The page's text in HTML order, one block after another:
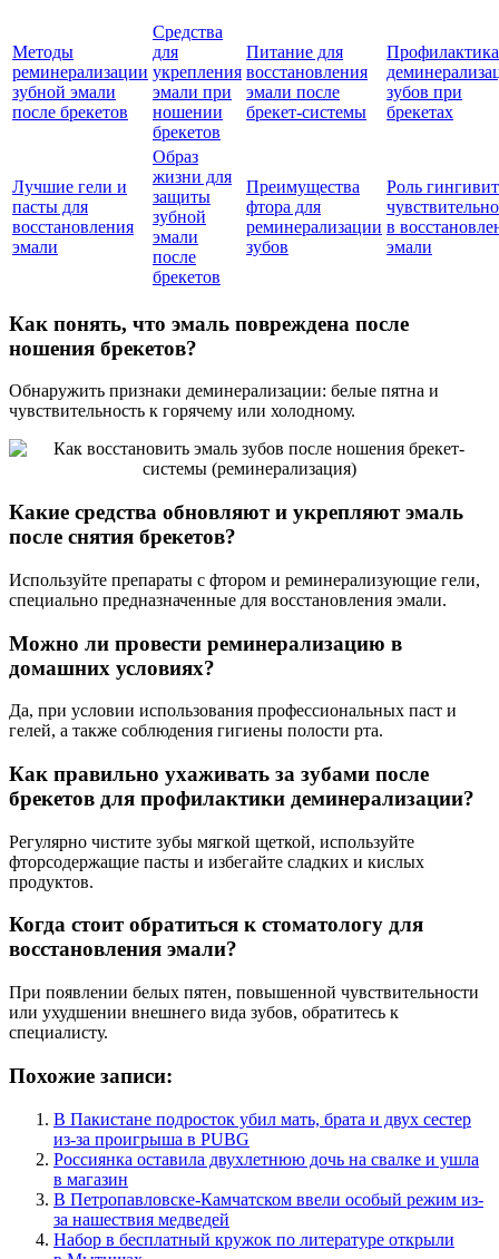
Методы
реминерализации
зубной эмали
после брекетов
Средства
для
укрепления
эмали при
ношении
брекетов
Питание для
восстановления
эмали после
брекет-системы
Профилактика
зубов при
брекетах
Лучшие гели и
пасты для
восстановления
эмали
Образ
жизни для
защиты
зубной
эмали
после
брекетов
Преимущества
фтора для
реминерализации
зубов
Роль
в
эмали
Как понять, что эмаль повреждена после
ношения брекетов?
Обнаружить признаки деминерализации: белые пятна и
чувствительность к горячему или холодному.
Какие средства обновляют и укрепляют эмаль
после снятия брекетов?
Используйте препараты с фтором и реминерализующие гели,
специально предназначенные для восстановления эмали.
Можно ли провести реминерализацию в
домашних условиях?
Да, при условии использования профессиональных паст и
гелей, а также соблюдения гигиены полости рта.
Как правильно ухаживать за зубами после
брекетов для профилактики деминерализации?
Регулярно чистите зубы мягкой щеткой, используйте
фторсодержащие пасты и избегайте сладких и кислых
продуктов.
Когда стоит обратиться к стоматологу для
восстановления эмали?
При появлении белых пятен, повышенной чувствительности
или ухудшении внешнего вида зубов, обратитесь к
специалисту.
Похожие записи:
В Пакистане подросток убил мать, брата и двух сестер
из-за проигрыша в PUBG
Россиянка оставила двухлетнюю дочь на свалке и ушла
в магазин
В Петропавловске-Камчатском ввели особый режим из-
за нашествия медведей
Набор в бесплатный кружок по литературе открыли